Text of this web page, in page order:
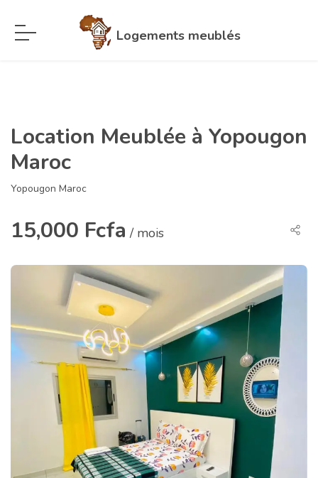
Logements meublés
Location Meublée à Yopougon
Maroc
Yopougon Maroc
15,000 Fcfa / mois